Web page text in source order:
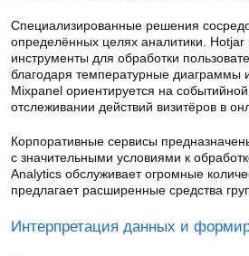
Специализированные решения
определённых целях аналитики. Hotjar
инструменты для обработки
благодаря температурные диаграммы
Mixpanel ориентируется на
отслеживании действий визитёров в
Корпоративные сервисы
с значительными условиями к
Analytics обслуживает огромные
предлагает расширенные средства
Интерпретация данных и